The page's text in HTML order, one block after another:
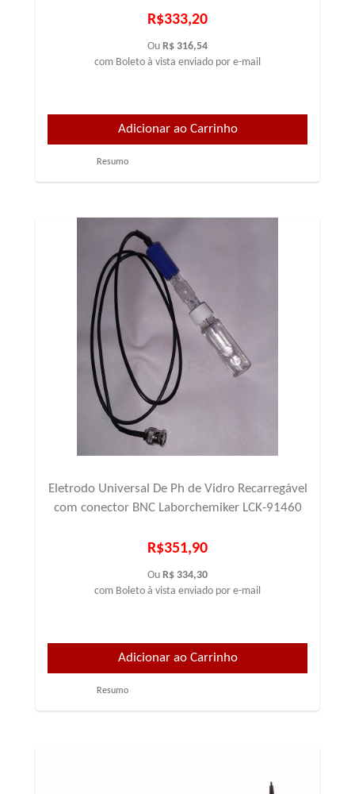
R$333,20
Ou R$ 316,54
com Boleto à vista enviado por e-mail
Resumo
Eletrodo Universal De Ph de Vidro Recarregável
com conector BNC Laborchemiker LCK-91460
R$351,90
Ou R$ 334,30
com Boleto à vista enviado por e-mail
Resumo